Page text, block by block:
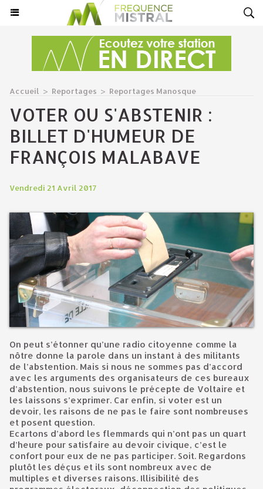
Accueil > Reportages > Reportages Manosque
VOTER OU S'ABSTENIR :
BILLET D'HUMEUR DE
FRANÇOIS MALABAVE
Vendredi 21 Avril 2017
On peut s’étonner qu’une radio citoyenne comme la
nôtre donne la parole dans un instant à des militants
de l’abstention. Mais si nous ne sommes pas d’accord
avec les arguments des organisateurs de ces bureaux
d’abstention, nous suivons le précepte de Voltaire et
les laissons s’exprimer. Car enfin, si voter est un
devoir, les raisons de ne pas le faire sont nombreuses
et posent question.
Ecartons d’abord les flemmards qui n’ont pas un quart
d’heure pour satisfaire au devoir civique, c’est le
confort pour eux de ne pas participer. Soit. Regardons
plutôt les déçus et ils sont nombreux avec de
multiples et diverses raisons. Illisibilité des